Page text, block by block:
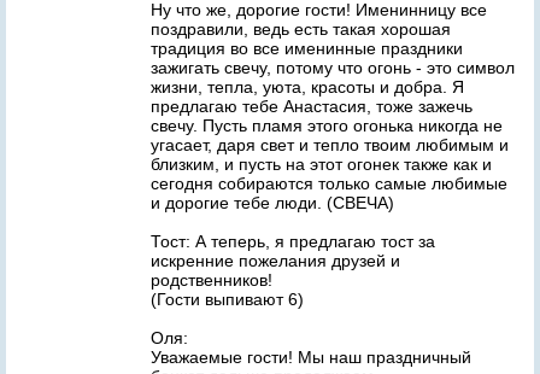
Ну что же, дорогие гости! Именинницу все
поздравили, ведь есть такая хорошая
традиция во все именинные праздники
зажигать свечу, потому что огонь - это символ
жизни, тепла, уюта, красоты и добра. Я
предлагаю тебе Анастасия, тоже зажечь
свечу. Пусть пламя этого огонька никогда не
угасает, даря свет и тепло твоим любимым и
близким, и пусть на этот огонек также как и
сегодня собираются только самые любимые
и дорогие тебе люди. (СВЕЧА)
Тост: А теперь, я предлагаю тост за
искренние пожелания друзей и
родственников!
(Гости выпивают 6)
Оля:
Уважаемые гости! Мы наш праздничный